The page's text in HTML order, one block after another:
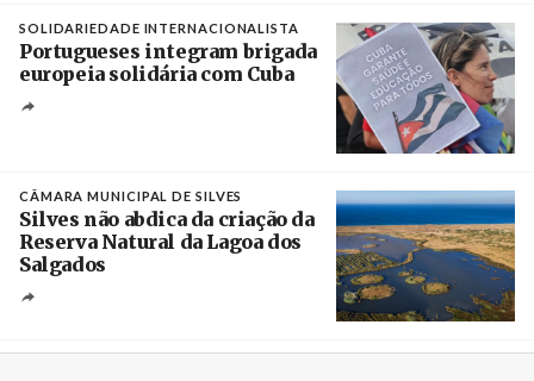
SOLIDARIEDADE INTERNACIONALISTA
Portugueses integram brigada
europeia solidária com Cuba
CÂMARA MUNICIPAL DE SILVES
Silves não abdica da criação da
Reserva Natural da Lagoa dos
Salgados